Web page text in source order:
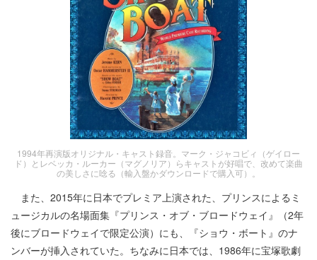
1994年再演版オリジナル・キャスト録音。マーク・ジャコビィ（ゲイロー
ド）とレベッカ・ルーカー（マグノリア）らキャストが好唱で、改めて楽曲
の美しさに唸る（輸入盤かダウンロードで購入可）。
また、2015年に日本でプレミア上演された、プリンスによるミ
ュージカルの名場面集『プリンス・オブ・ブロードウェイ』（2年
後にブロードウェイで限定公演）にも、『ショウ・ボート』のナ
ンバーが挿入されていた。ちなみに日本では、1986年に宝塚歌劇